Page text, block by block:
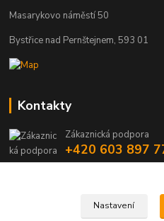
Masarykovo náměstí 50
Bystřice nad Pernštejnem, 593 01
Kontakty
Zákaznická podpora
+420 603 897
Nastavení